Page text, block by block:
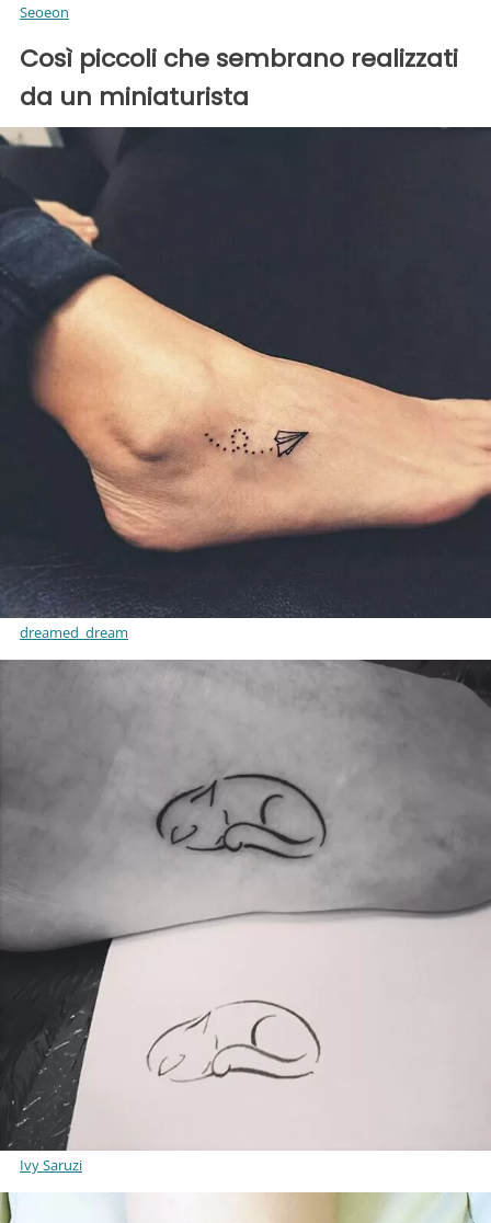
Seoeon
Così piccoli che sembrano realizzati
da un miniaturista
dreamed_dream
Ivy Saruzi